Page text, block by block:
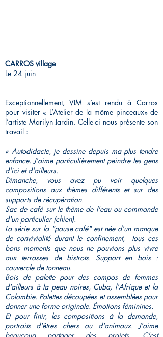
CARROS village
Le 24 juin
Exceptionnellement, VIM s’est rendu à Carros
pour visiter « L’Atelier de la môme pinceaux» de
l’artiste Marilyn Jardin. Celle-ci nous présente son
travail :
« Autodidacte, je dessine depuis ma plus tendre
enfance. J'aime particulièrement peindre les gens
d'ici et d'ailleurs.
Dimanche, vous avez pu voir quelques
compositions aux thèmes différents et sur des
supports de récupération.
Sac de café sur le thème de l'eau ou commande
d'un particulier (chien).
La série sur la "pause café" est née d'un manque
de convivialité durant le confinement, tous ces
bons moments que nous ne pouvions plus vivre
aux terrasses de bistrots. Support en bois :
couvercle de tonneau.
Bois de palette pour des compos de femmes
d'ailleurs à la peau noires, Cuba, l'Afrique et la
Colombie. Palettes découpées et assemblées pour
donner une forme originale. Émotions féminines.
Et pour finir, les compositions à la demande,
portraits d'êtres chers ou d'animaux. J'aime